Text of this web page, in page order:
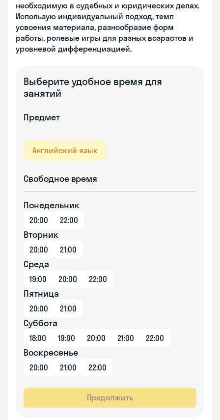
необходимую в судебных и юридических делах.
Использую индивидуальный подход, темп
усвоения материала, разнообразие форм
работы, ролевые игры для разных возрастов и
уровневой дифференциацией.
Выберите удобное время для
занятий
Предмет
Английский язык
Свободное время
Понедельник
20:00 22:00
Вторник
20:00 21:00
Среда
19:00 20:00 22:00
Пятница
20:00 21:00
Суббота
18:00 19:00 20:00 21:00 22:00
Воскресенье
20:00 21:00 22:00
Продолжить